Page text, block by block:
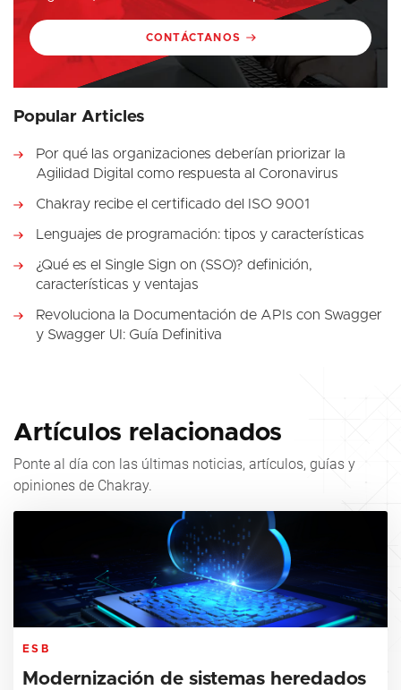
CONTÁCTANOS
Popular Articles
Por qué las organizaciones deberían priorizar la
Agilidad Digital como respuesta al Coronavirus
Chakray recibe el certificado del ISO 9001
Lenguajes de programación: tipos y características
¿Qué es el Single Sign on (SSO)? definición,
características y ventajas
Revoluciona la Documentación de APIs con Swagger
y Swagger UI: Guía Definitiva
Artículos relacionados
Ponte al día con las últimas noticias, artículos, guías y
opiniones de Chakray.
ESB
Modernización de sistemas heredados